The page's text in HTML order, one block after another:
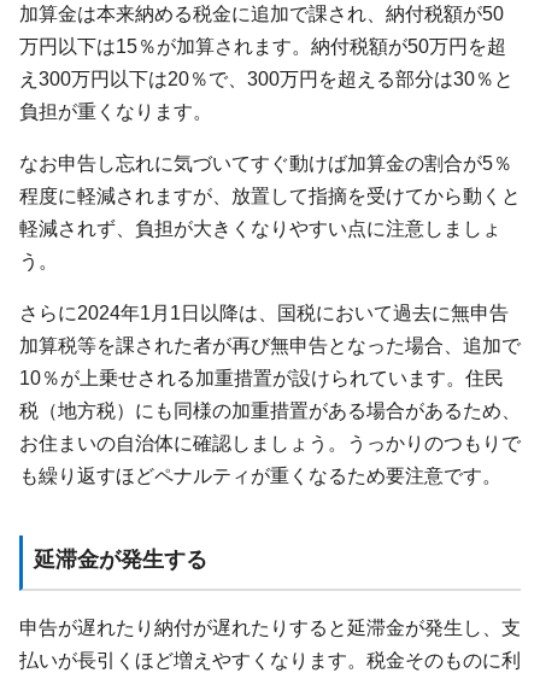
加算金は本来納める税金に追加で課され、納付税額が50
万円以下は15％が加算されます。納付税額が50万円を超
え300万円以下は20％で、300万円を超える部分は30％と
負担が重くなります。
なお申告し忘れに気づいてすぐ動けば加算金の割合が5％
程度に軽減されますが、放置して指摘を受けてから動くと
軽減されず、負担が大きくなりやすい点に注意しましょ
う。
さらに2024年1月1日以降は、国税において過去に無申告
加算税等を課された者が再び無申告となった場合、追加で
10％が上乗せされる加重措置が設けられています。住民
税（地方税）にも同様の加重措置がある場合があるため、
お住まいの自治体に確認しましょう。うっかりのつもりで
も繰り返すほどペナルティが重くなるため要注意です。
延滞金が発生する
申告が遅れたり納付が遅れたりすると延滞金が発生し、支
払いが長引くほど増えやすくなります。税金そのものに利